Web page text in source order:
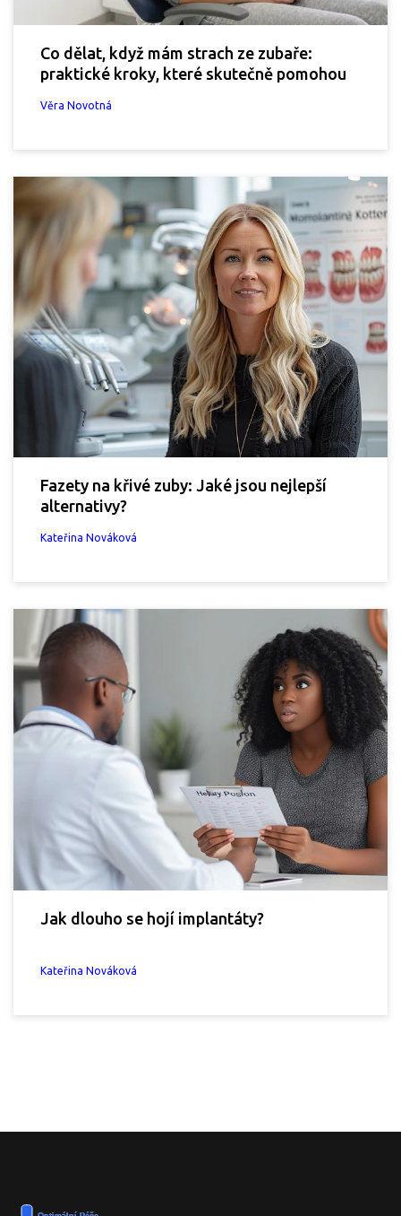
Co dělat, když mám strach ze zubaře:
praktické kroky, které skutečně pomohou
Věra Novotná
Fazety na křivé zuby: Jaké jsou nejlepší
alternativy?
Kateřina Nováková
Jak dlouho se hojí implantáty?
Kateřina Nováková